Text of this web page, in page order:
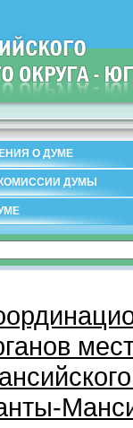
О ДУМЕ
ДУМЫ